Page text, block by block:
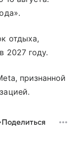
отдыха,
2027 году.
признанной
Поделиться